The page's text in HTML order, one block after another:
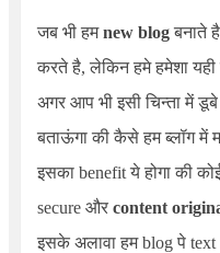
जब भी हमnew blogबनाते
करते है, लेकिन हमे हमेशा यही
अगर आप भी इसी चिन्ता में
बताऊंगा की कैसे हम ब्लॉग में
इसका benefit ये होगा की
secure और content
इसके अलावा हम blog पे